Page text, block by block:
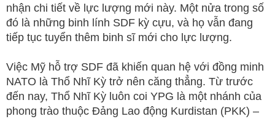
nhận chi tiết về lực lượng mới này. Một nửa trong số
đó là những binh lính SDF kỳ cựu, và họ vẫn đang
tiếp tục tuyển thêm binh sĩ mới cho lực lượng.
Việc Mỹ hỗ trợ SDF đã khiến quan hệ với đồng minh
NATO là Thổ Nhĩ Kỳ trở nên căng thẳng. Từ trước
đến nay, Thổ Nhĩ Kỳ luôn coi YPG là một nhánh của
phong trào thuộc Đảng Lao động Kurdistan (PKK) –